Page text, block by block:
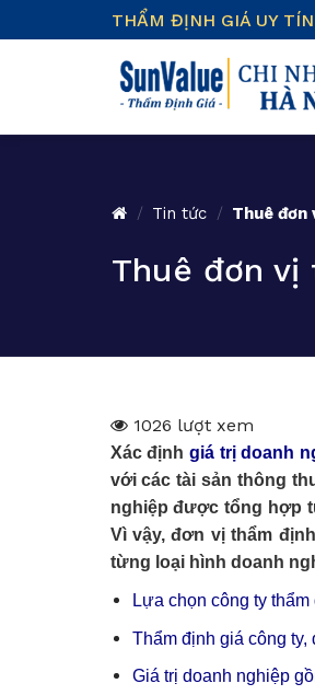
to
THẨM ĐỊNH GIÁ UY
/ Tin tức / Thuê
Thuê đơn
1026 lượt xem
Xác địnhgiá trị doanh
với các tài sản thông
nghiệp được tổng hợp
Vì vậy, đơn vị thẩm
từng loại hình doanh
Lựa chọn công ty
Thẩm định giá công ty,
Giá trị doanh nghiệp